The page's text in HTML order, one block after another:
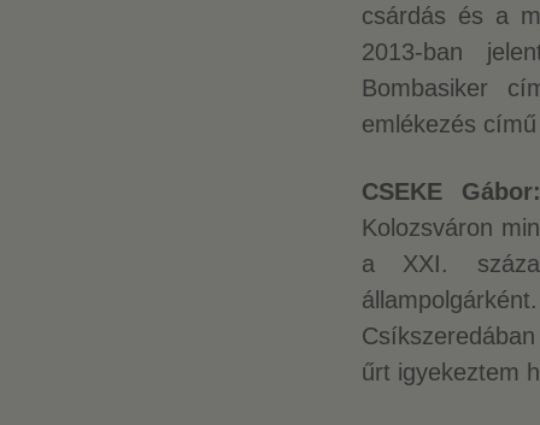
csárdás és a
2013-ban
Bombasiker
emlékezés
CSEKE
Kolozsváron
a XXI.
űrt igyekeztem